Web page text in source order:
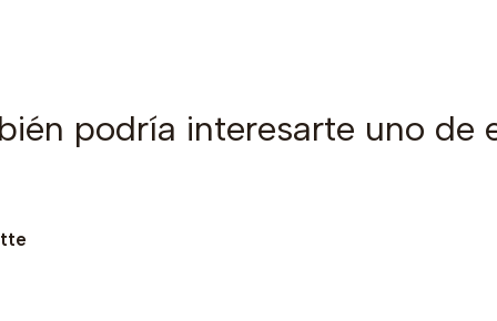
podría interesarte uno de